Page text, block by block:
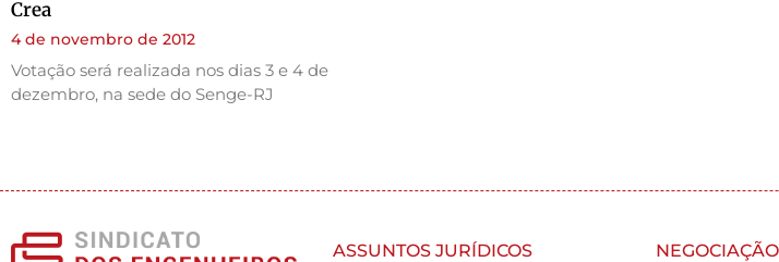
Crea
4 de novembro de 2012
Votação será realizada nos dias 3 e 4 de
dezembro, na sede do Senge-RJ
ASSUNTOS JURÍDICOS